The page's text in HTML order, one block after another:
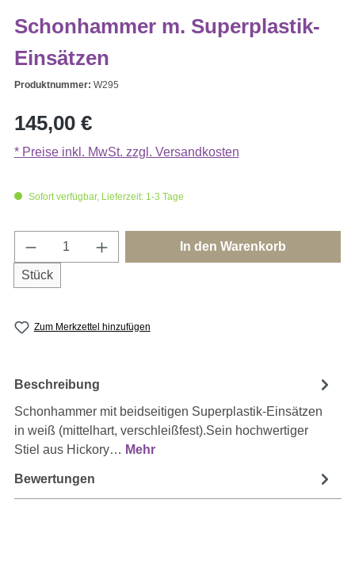
Schonhammer m. Superplastik-
Einsätzen
Produktnummer: W295
Regulärer Preis:
145,00 €
* Preise inkl. MwSt. zzgl. Versandkosten
Sofort verfügbar, Lieferzeit: 1-3 Tage
Produkt Anzahl: Gib den gewünschten
Stück
In den Warenkorb
Zum Merkzettel hinzufügen
Beschreibung
Schonhammer mit beidseitigen Superplastik-Einsätzen
in weiß (mittelhart, verschleißfest).Sein hochwertiger
Stiel aus Hickory… Mehr
Bewertungen